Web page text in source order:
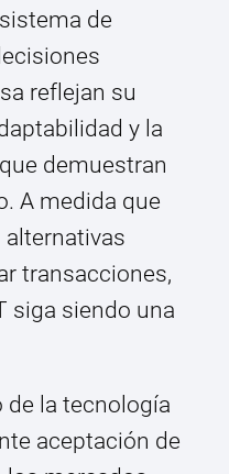
de
reflejan su
y la
demuestran
A medida que
transacciones,
siga siendo una
de la tecnología
aceptación de